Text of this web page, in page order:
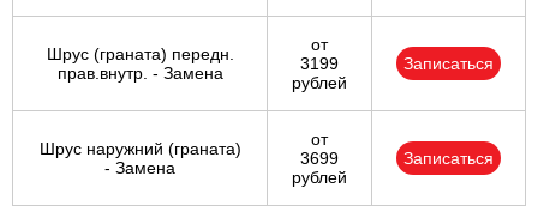
Шрус (граната) передн.
прав.внутр. - Замена
от
3199
рублей
Записаться
Шрус наружний (граната)
- Замена
от
3699
рублей
Записаться